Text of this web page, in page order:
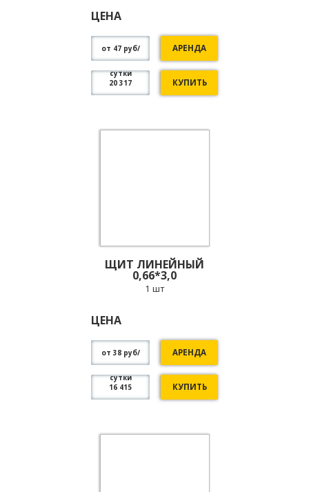
ЦЕНА
от 47 руб/
сутки
АРЕНДА
20 317 КУПИТЬ
ЩИТ ЛИНЕЙНЫЙ
0,66*3,0
1 шт
ЦЕНА
от 38 руб/
сутки
АРЕНДА
16 415 КУПИТЬ